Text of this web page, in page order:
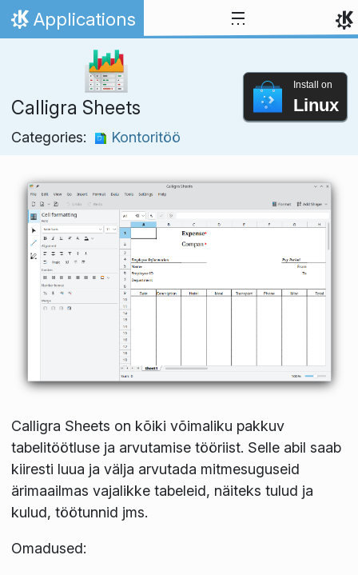
Skip to content
Home
Applications
Calligra Sheets
Categories: Kontoritöö
Install on
Linux
Calligra Sheets on kõiki võimaliku pakkuv
tabelitöötluse ja arvutamise tööriist. Selle abil saab
kiiresti luua ja välja arvutada mitmesuguseid
ärimaailmas vajalikke tabeleid, näiteks tulud ja
kulud, töötunnid jms.
Omadused: